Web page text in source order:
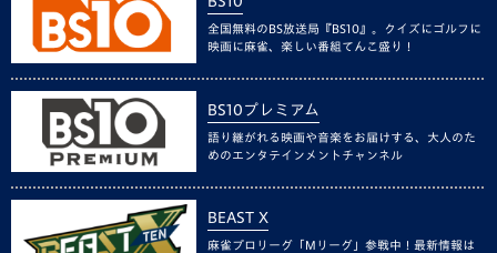
全国無料のBS放送局『BS10』。クイズにゴルフに
映画に麻雀、楽しい番組てんこ盛り！
BS10プレミアム
語り継がれる映画や音楽をお届けする、大人のた
めのエンタテインメントチャンネル
BEAST X
麻雀プロリーグ「Mリーグ」参戦中！最新情報は